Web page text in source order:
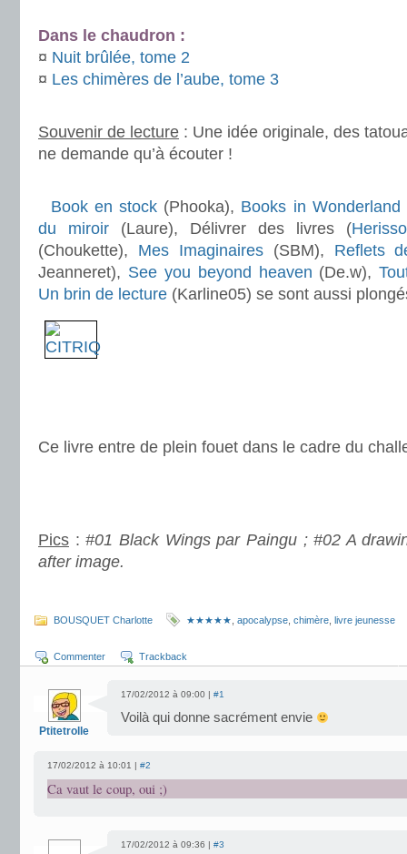
Dans le chaudron :
¤ Nuit brûlée, tome 2
¤ Les chimères de l’aube, tome 3
Souvenir de lecture : Une idée originale, des
ne demande qu’à écouter !
Book en stock (Phooka), Books in Wonderland
du miroir (Laure), Délivrer des livres (
(Choukette), Mes Imaginaires(SBM), Reflets
Jeanneret), See you beyond heaven (De.w),
Un brin de lecture (Karline05) se sont aussi
Ce livre entre de plein fouet dans le cadre du
Pics :#01 Black Wings par Paingu ; #02 A
after image.
BOUSQUET Charlotte ★★★★★ apocalypse chimère livre jeunesse
Commenter Trackback
Ptitetrolle
17/02/2012 à 09:00 | #1
Voilà qui donne sacrément envie
17/02/2012 à 10:01 | #2
Ca vaut le coup, oui ;)
17/02/2012 à 09:36 | #3